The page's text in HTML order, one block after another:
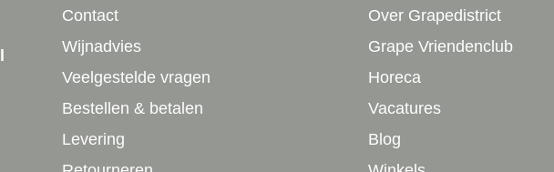
Contact
Wijnadvies
Veelgestelde vragen
Bestellen & betalen
Levering
Over Grapedistrict
Grape Vriendenclub
Horeca
Vacatures
Blog